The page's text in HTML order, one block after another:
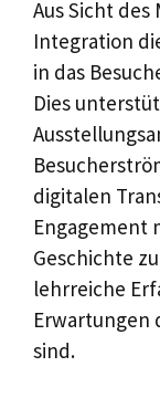
Aus Sicht
Integration
in das
Dies
digitalen
Engagement
Geschichte
lehrreiche
Erwartungen
sind.